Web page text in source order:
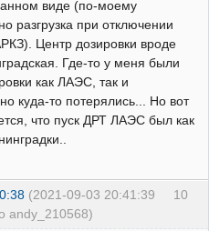
виде (по-моему
разгрузка при отключении
Центр дозировки вроде
Где-то у меня были
как ЛАЭС, так и
куда-то потерялись... Но вот
что пуск ДРТ ЛАЭС был как
10
(2021-09-03 20:41:39
andy_210568)